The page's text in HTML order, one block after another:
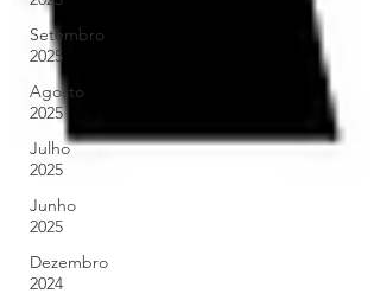
Setembro
2025
Agosto
2025
Julho
2025
Junho
2025
Dezembro
2024